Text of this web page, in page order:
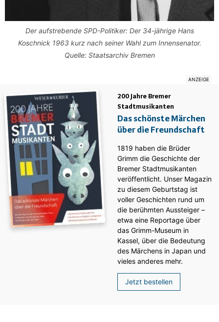
Der aufstrebende SPD-Politiker: Der 34-jährige Hans
Koschnick 1963 kurz nach seiner Wahl zum Innensenator.
Quelle: Staatsarchiv Bremen
200 Jahre Bremer
Stadtmusikanten
Das schönste Märchen
über die Freundschaft
1819 haben die Brüder
Grimm die Geschichte der
Bremer Stadtmusikanten
veröffentlicht. Unser Magazin
zu diesem Geburtstag ist
voller Geschichten rund um
die berühmten Aussteiger –
etwa eine Reportage über
das Grimm-Museum in
Kassel, über die Bedeutung
des Märchens in Japan und
vieles anderes mehr.
Jetzt bestellen